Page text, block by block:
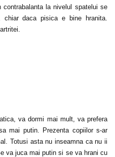
la nivelul spatelui se
chiar daca pisica e bine hranita.
va dormi mai mult, va prefera
mai putin. Prezenta copiilor s-ar
Totusi asta nu inseamna ca nu ii
va juca mai putin si se va hrani cu